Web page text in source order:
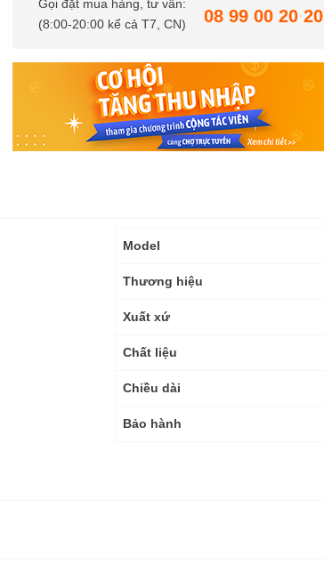
Gọi đặt mua hàng, tư vấn:
(8:00-20:00 kể cả T7, CN)
08 99 00 20 20
Thông
kỹ
Model
Thương hiệu
Xuất xứ
Chất liệu
Chiều dài
Bảo hành